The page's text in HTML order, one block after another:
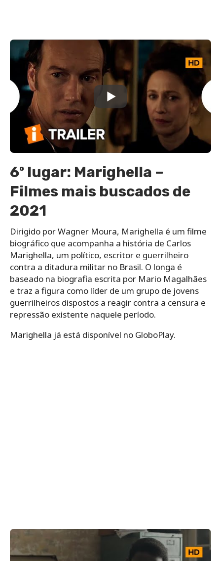
6º lugar: Marighella –
Filmes mais buscados de
2021
Dirigido por Wagner Moura, Marighella é um filme
biográfico que acompanha a história de Carlos
Marighella, um político, escritor e guerrilheiro
contra a ditadura militar no Brasil. O longa é
baseado na biografia escrita por Mario Magalhães
e traz a figura como líder de um grupo de jovens
guerrilheiros dispostos a reagir contra a censura e
repressão existente naquele período.
Marighella já está disponível no GloboPlay.